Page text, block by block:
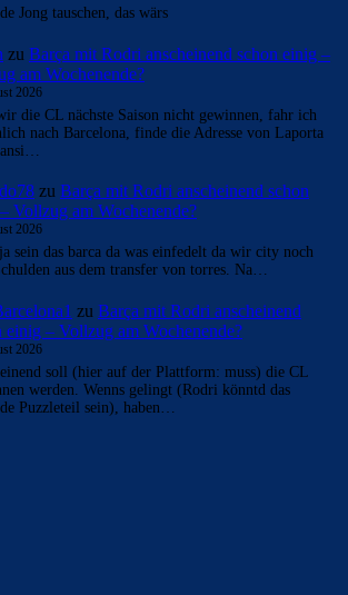
Jong tauschen, das wärs
zu Barça mit Rodri anscheinend schon einig –
am Wochenende?
2026
die CL nächste Saison nicht gewinnen, fahr ich
nach Barcelona, finde die Adresse von Laporta
zu Barça mit Rodri anscheinend schon
Vollzug am Wochenende?
2026
sein das barca da was einfedelt da wir city noch
aus dem transfer von torres. Na…
zu Barça mit Rodri anscheinend
einig – Vollzug am Wochenende?
2026
soll (hier auf der Plattform: muss) die CL
werden. Wenns gelingt (Rodri könntd das
Puzzleteil sein), haben…